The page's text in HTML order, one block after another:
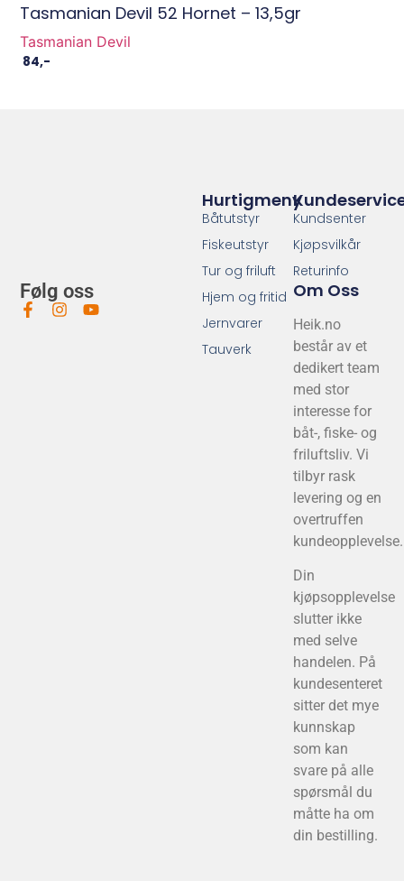
Tasmanian Devil 52 Hornet – 13,5gr
Tasmanian Devil
84,-
Følg oss
Kundsenter
Kjøpsvilkår
Returinfo
Om Oss
Heik.no
består av et
dedikert team
med stor
interesse for
båt-, fiske- og
friluftsliv. Vi
tilbyr rask
levering og en
overtruffen
kundeopplevelse.
Din
kjøpsopplevelse
slutter ikke
med selve
handelen. På
kundesenteret
sitter det mye
kunnskap
som kan
svare på alle
spørsmål du
måtte ha om
din bestilling.
Hurtigmeny
Båtutstyr
Fiskeutstyr
Tur og friluft
Hjem og fritid
Jernvarer
Tauverk